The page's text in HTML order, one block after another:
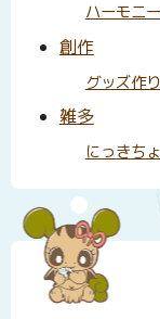
ハーモニ
創作
グッズ作り
雑多
にっきち